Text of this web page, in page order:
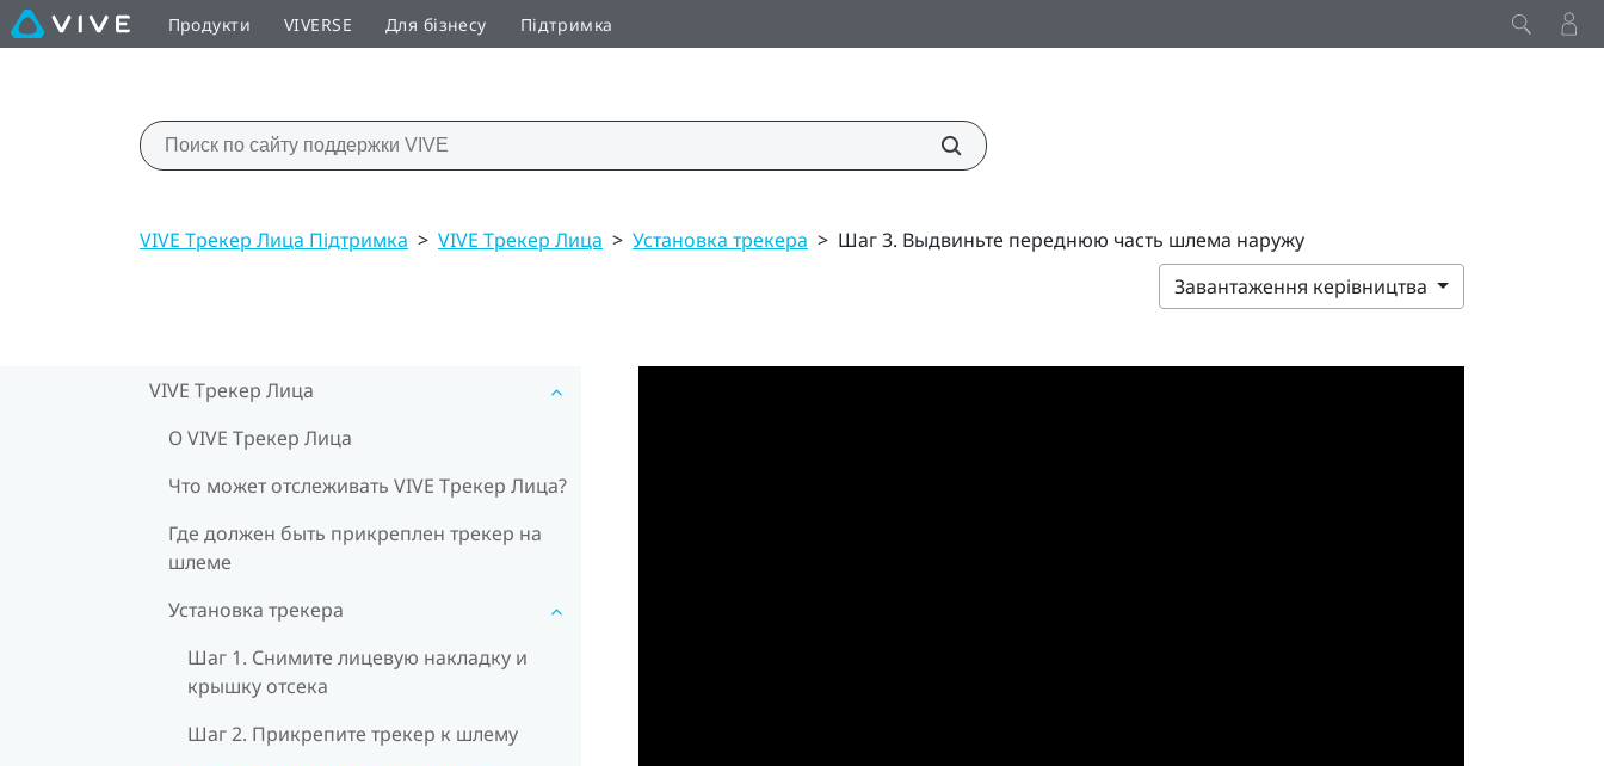
Продукти VIVERSE Для бізнесу Підтримка
VIVE Трекер Лица Підтримка > VIVE Трекер Лица > Установка трекера > Шаг 3. Выдвиньте переднюю часть шлема наружу
Завантаження керівництва
VIVE Трекер Лица
О VIVE Трекер Лица
Что может отслеживать VIVE Трекер Лица?
Где должен быть прикреплен трекер на
шлеме
Установка трекера
Шаг 1. Снимите лицевую накладку и
крышку отсека
Шаг 2. Прикрепите трекер к шлему